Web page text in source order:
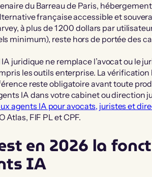
du Barreau de Paris, hébergement
française accessible et
à plus de 1 200 dollars par
minimum), reste hors de portée des
juridique ne remplace l’avocat ou le
les outils enterprise. La
reste obligatoire avant toute
IA dans votre cabinet ou direction
agents IA pour avocats, juristes et
FIF PL et CPF.
en 2026 la
IA